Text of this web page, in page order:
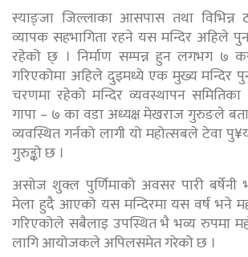
स्याङ्जा जिल्लाका आसपास तथा विभिन्न
व्यापक सहभागिता रहने यस मन्दिर अहिले
रहेको छ् । निर्माण सम्पन्न हुन लगभग ७
गरिएकोमा अहिले दुइमध्ये एक मुख्य मन्दिर
चरणमा रहेको मन्दिर व्यवस्थापन समितिका
गापा – ७ का वडा अध्यक्ष मेखराज गुरुङले
व्यवस्थित गर्नको लागी यो महोत्सबले टेवा
गुरुङ्को छ ।
असोज शुक्ल पुर्णिमाको अवसर पारी
मेला हुदै आएको यस मन्दिरमा यस वर्ष भने
गरिएकोले सबैलाइ उपस्थित भै भव्य रुपमा
लागि आयोजकले अपिलसमेत गरेको छ ।